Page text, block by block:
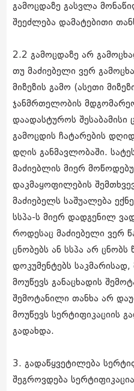
გამოცდაზე გასვლა
შეეძლება დამატებითი
2.2 გამოცდაზე არ
თუ მაძიებელი ვერ
მიზეზის გამო (ასეთი
ჯანმრთელობის
დაადასტუროს შესაბამისი
გამოცდის ჩატარების
დღის განმავლობაში.
მაძიებლის მიერ
დაკმაყოფილების
მაძიებელს საშუალება
სსპა-ს მიერ დადგენილ
როდესაც მაძიებელი ვერ
ცნობებს ან სსპა არ
დოკუმენტებს საკმარისად,
მოუწევს განაცხადის
შემოტანილი თანხა არ
მოუწევს სერტიფიკაციის
გადახდა.
3. გადაწყვეტილება
შეგროვდება